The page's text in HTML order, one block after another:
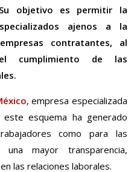
objetivo es permitir la
ajenos a la
contratantes, al
cumplimiento de las
, empresa especializada
esquema ha generado
como para las
una mayor transparencia,
las relaciones laborales.